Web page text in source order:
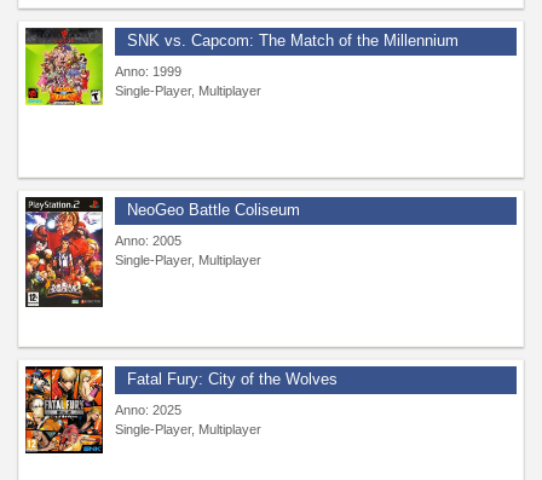
SNK vs. Capcom: The Match of the Millennium
Anno: 1999
Single-Player, Multiplayer
NeoGeo Battle Coliseum
Anno: 2005
Single-Player, Multiplayer
Fatal Fury: City of the Wolves
Anno: 2025
Single-Player, Multiplayer